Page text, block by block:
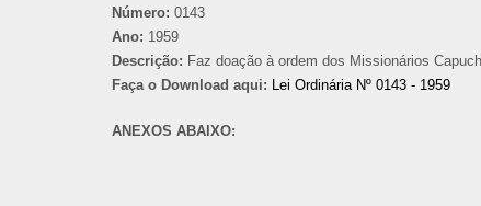
Número: 0143
Ano: 1959
Descrição: Faz doação à ordem dos Missionários
Faça o Download aqui: Lei Ordinária Nº 0143 - 1959
ANEXOS ABAIXO: